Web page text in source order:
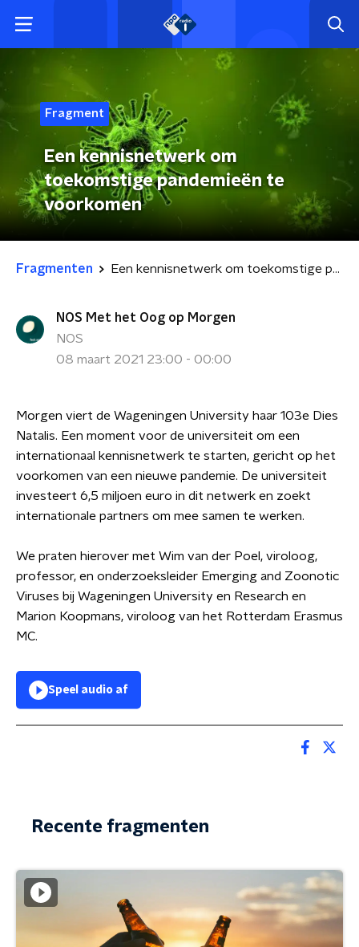
Fragment
Een kennisnetwerk om
toekomstige pandemieën te
voorkomen
Fragmenten Een kennisnetwerk om toekomstige pandemieën te voorkomen
NOS Met het Oog op Morgen
NOS
08 maart 2021 23:00 - 00:00
Morgen viert de Wageningen University haar 103e Dies
Natalis. Een moment voor de universiteit om een
internationaal kennisnetwerk te starten, gericht op het
voorkomen van een nieuwe pandemie. De universiteit
investeert 6,5 miljoen euro in dit netwerk en zoekt
internationale partners om mee samen te werken.
We praten hierover met Wim van der Poel, viroloog,
professor, en onderzoeksleider Emerging and Zoonotic
Viruses bij Wageningen University en Research en
Marion Koopmans, viroloog van het Rotterdam Erasmus
MC.
Speel audio af
Recente fragmenten